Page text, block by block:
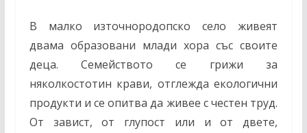
В малко източнородопско село живеят
двама образовани млади хора със своите
деца. Семейството се грижи за
няколкостотин крави, отглежда екологични
продукти и се опитва да живее с честен труд.
От завист, от глупост или и от двете,